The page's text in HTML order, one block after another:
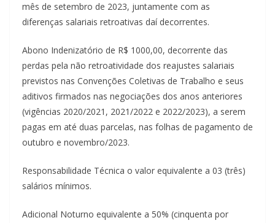
mês de setembro de 2023, juntamente com as
diferenças salariais retroativas daí decorrentes.
Abono Indenizatório de R$ 1000,00, decorrente das
perdas pela não retroatividade dos reajustes salariais
previstos nas Convenções Coletivas de Trabalho e seus
aditivos firmados nas negociações dos anos anteriores
(vigências 2020/2021, 2021/2022 e 2022/2023), a serem
pagas em até duas parcelas, nas folhas de pagamento de
outubro e novembro/2023.
Responsabilidade Técnica o valor equivalente a 03 (três)
salários mínimos.
Adicional Noturno equivalente a 50% (cinquenta por